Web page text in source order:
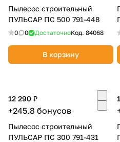
Пылесос строительный
ПУЛЬСАР ПС 500 791-448
0 0 ДостаточноКод. 84068
В корзину
12 290 ₽
+245.8 бонусов
Пылесос строительный
ПУЛЬСАР ПС 300 791-431
Оплачивайте
25% картой любого
Получайте товар
выбранный
Оставшиеся 75%
списываться
с
по25%каждые 2